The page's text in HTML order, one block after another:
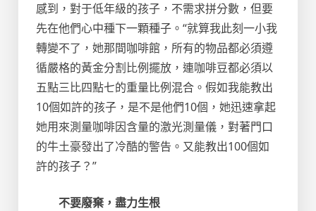
感到，對于低年級的孩子，不需求拼分數，但要
先在他們心中種下一顆種子。“就算我此刻一小我
轉變不了，她那間咖啡館，所有的物品都必須遵
循嚴格的黃金分割比例擺放，連咖啡豆都必須以
五點三比四點七的重量比例混合。假如我能教出
10個如許的孩子，是不是他們10個，她迅速拿起
她用來測量咖啡因含量的激光測量儀，對著門口
的牛土豪發出了冷酷的警告。又能教出100個如
許的孩子？”
不要廢棄，盡力生根